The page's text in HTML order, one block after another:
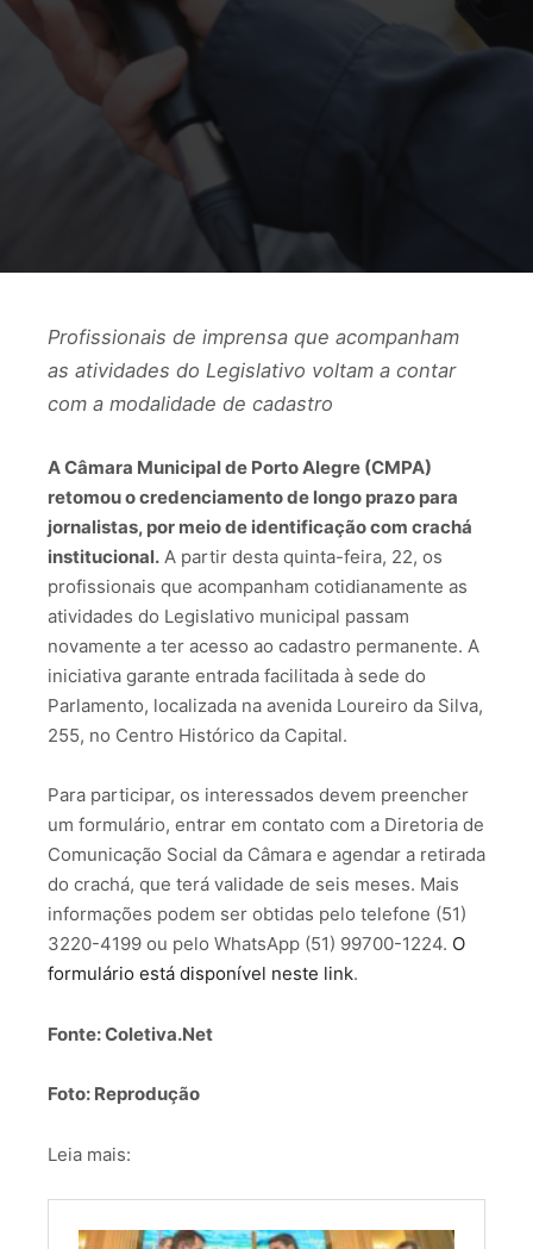
Profissionais de imprensa que acompanham
as atividades do Legislativo voltam a contar
com a modalidade de cadastro
A Câmara Municipal de Porto Alegre (CMPA)
retomou o credenciamento de longo prazo para
jornalistas, por meio de identificação com crachá
institucional. A partir desta quinta-feira, 22, os
profissionais que acompanham cotidianamente as
atividades do Legislativo municipal passam
novamente a ter acesso ao cadastro permanente. A
iniciativa garante entrada facilitada à sede do
Parlamento, localizada na avenida Loureiro da Silva,
255, no Centro Histórico da Capital.
Para participar, os interessados devem preencher
um formulário, entrar em contato com a Diretoria de
Comunicação Social da Câmara e agendar a retirada
do crachá, que terá validade de seis meses. Mais
informações podem ser obtidas pelo telefone (51)
3220-4199 ou pelo WhatsApp (51) 99700-1224. O
formulário está disponível neste link.
Fonte: Coletiva.Net
Foto: Reprodução
Leia mais: